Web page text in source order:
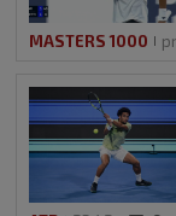
MASTERS 1000